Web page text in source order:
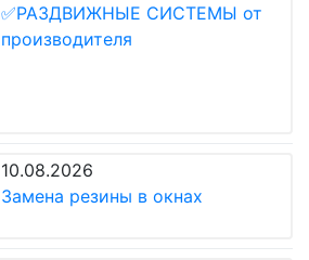
✅РАЗДВИЖНЫЕ СИСТЕМЫ от
производителя
10.08.2026
Замена резины в окнах